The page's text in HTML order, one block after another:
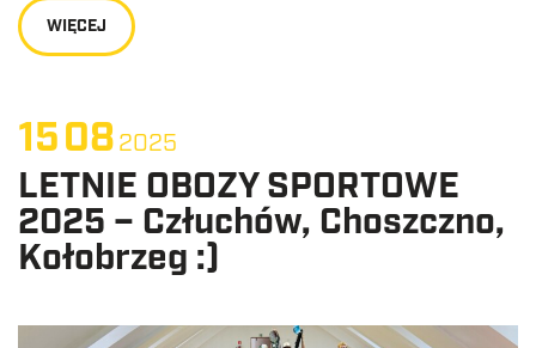
WIĘCEJ
15082025
LETNIE OBOZY SPORTOWE
2025 – Człuchów, Choszczno,
Kołobrzeg :)